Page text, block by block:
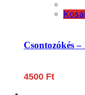
Csontozókés
4500 Ft